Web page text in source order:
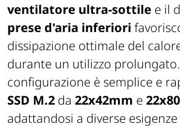
ventilatore ultra-sottile e il
prese d'aria inferiori
dissipazione ottimale del
durante un utilizzo
configurazione è semplice e
SSD M.2 da 22x42mm e
adattandosi a diverse esigenze